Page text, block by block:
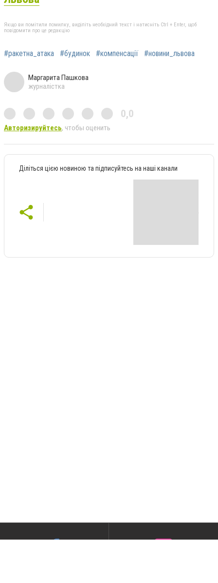
Якщо ви помітили помилку, виділіть необхідний текст і натисніть Ctrl + Enter, щоб
повідомити про це редакцію
#ракетна_атака #будинок #компенсації #новини_львова
Маргарита Пашкова
журналістка
0,0
Авторизируйтесь, чтобы оценить
Діліться цією новиною та підписуйтесь на наші канали